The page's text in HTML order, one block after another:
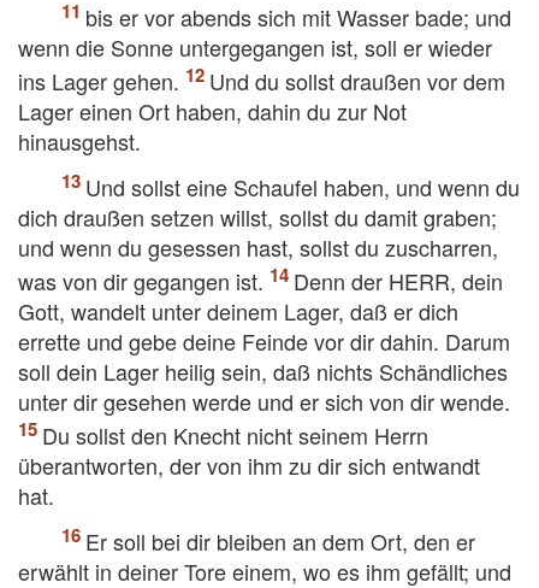
bis er vor abends sich mit Wasser bade; und
wenn die Sonne untergegangen ist, soll er wieder
ins Lager gehen.
Und du sollst draußen vor dem
Lager einen Ort haben, dahin du zur Not
hinausgehst.
Und sollst eine Schaufel haben, und wenn du
dich draußen setzen willst, sollst du damit graben;
und wenn du gesessen hast, sollst du zuscharren,
was von dir gegangen ist.
Denn der HERR, dein
Gott, wandelt unter deinem Lager, daß er dich
errette und gebe deine Feinde vor dir dahin. Darum
soll dein Lager heilig sein, daß nichts Schändliches
unter dir gesehen werde und er sich von dir wende.
Du sollst den Knecht nicht seinem Herrn
überantworten, der von ihm zu dir sich entwandt
hat.
Er soll bei dir bleiben an dem Ort, den er
erwählt in deiner Tore einem, wo es ihm gefällt; und